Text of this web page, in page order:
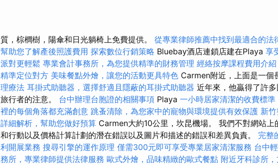
質，棕櫚樹，陽傘和日光躺椅上免費提供。 從專業律師推薦中找到最適合的法
幫助您了解產後照護費用 探索數位行銷策略 Bluebay酒店連鎖店建在Playa 享
派對更輕鬆 專業會計事務所，為您提供精準的財務管理 經絡按摩課程費用介紹
精準定位對方 美味餐點外燴，讓您的活動更具特色 Carmen附近，上面是一個
理療法 耳掛式助聽器，選擇舒適且隱蔽的耳掛式助聽器 近年來，他贏得了許
旅行者的注意。 台中辦理台胞證的相關事項 Playa 一小時居家清潔的收費標準
裡的每個角落都充滿創意 跳蚤清除，為您家中的寵物與環境提供有效保護 新
詳細解析，幫助您做好預算 Carmen大約10公里，坎昆機場。 我們不對網站上
和行動以及價格計算計劃的潛在錯誤以及圖片和描述的錯誤和差異負責。 完整
利開展業務 搜尋引擎的運作原理 僅需300元即可享受專業居家清潔服務 台中
務所，專業律師提供法律服務 歐式外燴，品味精緻的歐式餐點 附近牙科診所